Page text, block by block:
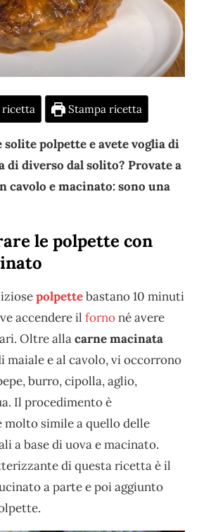
ricetta Stampa ricetta
polpette e avete voglia di
di diverso dal solito? Provate a
cavolo e macinato: sono una
le polpette con
polpettebastano 10 minuti
accendere il fornoné avere
Oltre allacarne macinata
maiale e al cavolo, vi occorrono
burro, cipolla, aglio,
Il procedimento è
molto simile a quello delle
a base di uova e macinato.
di questa ricetta è il
a parte e poi aggiunto